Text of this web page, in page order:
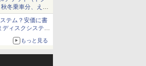
冬乗車分、えき
テム？安価に書
ディスクシステ
もっと見る